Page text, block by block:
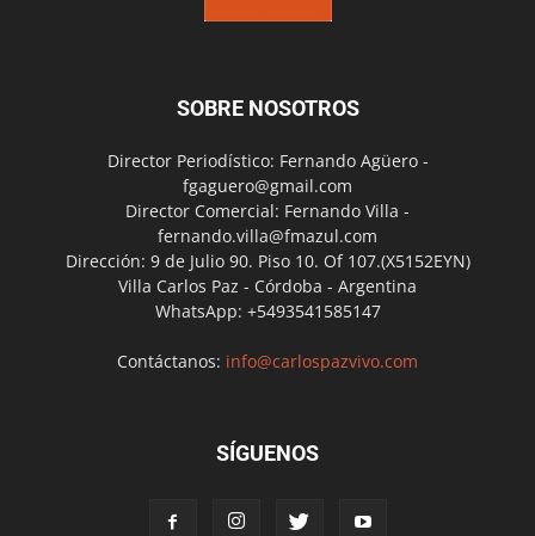
SOBRE NOSOTROS
Director Periodístico: Fernando Agüero -
fgaguero@gmail.com
Director Comercial: Fernando Villa -
fernando.villa@fmazul.com
Dirección: 9 de Julio 90. Piso 10. Of 107.(X5152EYN)
Villa Carlos Paz - Córdoba - Argentina
WhatsApp: +5493541585147
Contáctanos: info@carlospazvivo.com
SÍGUENOS